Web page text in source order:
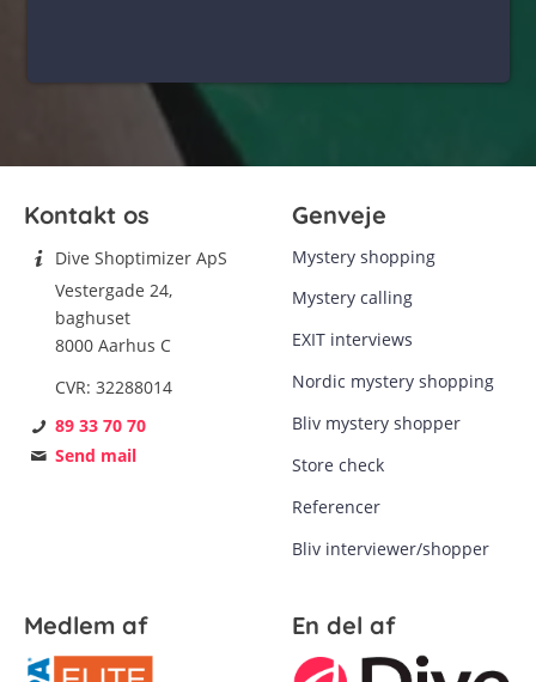
Kontakt os
Dive Shoptimizer ApS
Vestergade 24,
baghuset
8000 Aarhus C
CVR: 32288014
89 33 70 70
Send mail
Genveje
Mystery shopping
Mystery calling
EXIT interviews
Nordic mystery shopping
Bliv mystery shopper
Store check
Referencer
Bliv interviewer/shopper
Medlem af En del af